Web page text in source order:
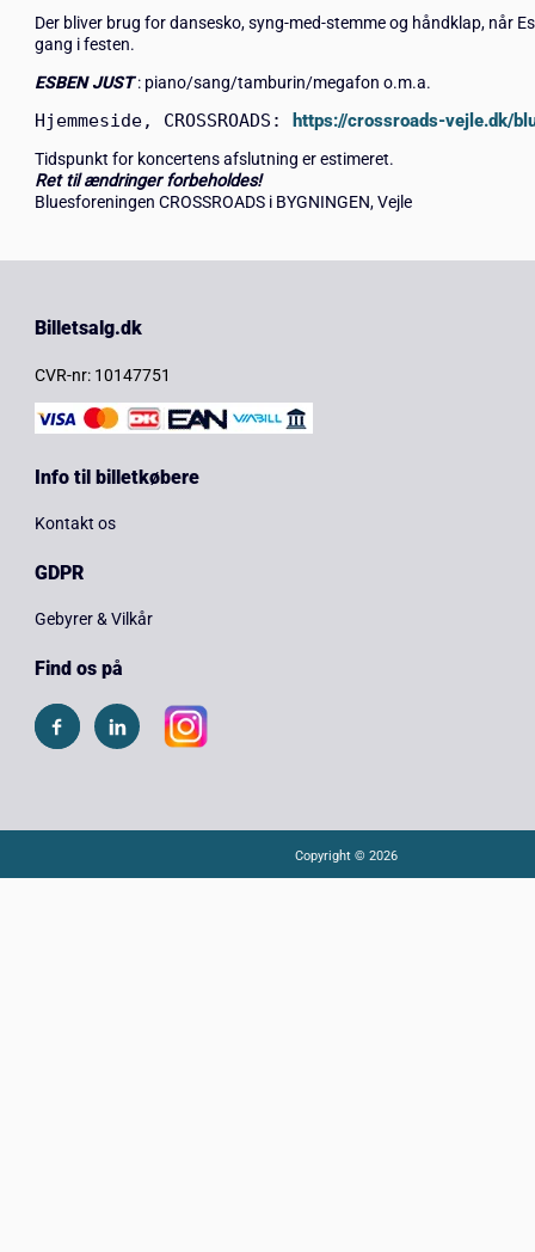
Der bliver brug for dansesko, syng-med-stemme og håndklap, når
gang i festen.
ESBEN JUST: piano/sang/tamburin/megafon o.m.a.
Hjemmeside, CROSSROADS: https://crossroads-vejle.dk/
Tidspunkt for koncertens afslutning er estimeret.
Ret til ændringer forbeholdes!
Bluesforeningen CROSSROADS i BYGNINGEN, Vejle
Billetsalg.dk
CVR-nr: 10147751
Info til billetkøbere
Kontakt os
GDPR
Gebyrer & Vilkår
Find os på
Copyright © 2026